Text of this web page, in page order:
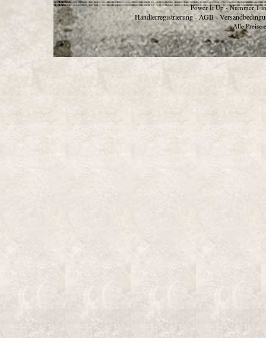
Power It Up - Nummer 1
Händlerregistrierung - AGB -
Alle Preise